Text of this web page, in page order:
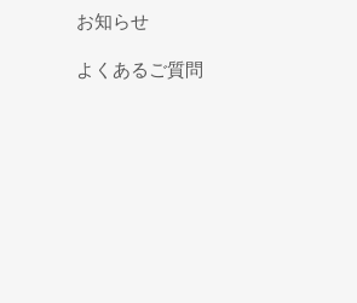
お知らせ
よくあるご質問